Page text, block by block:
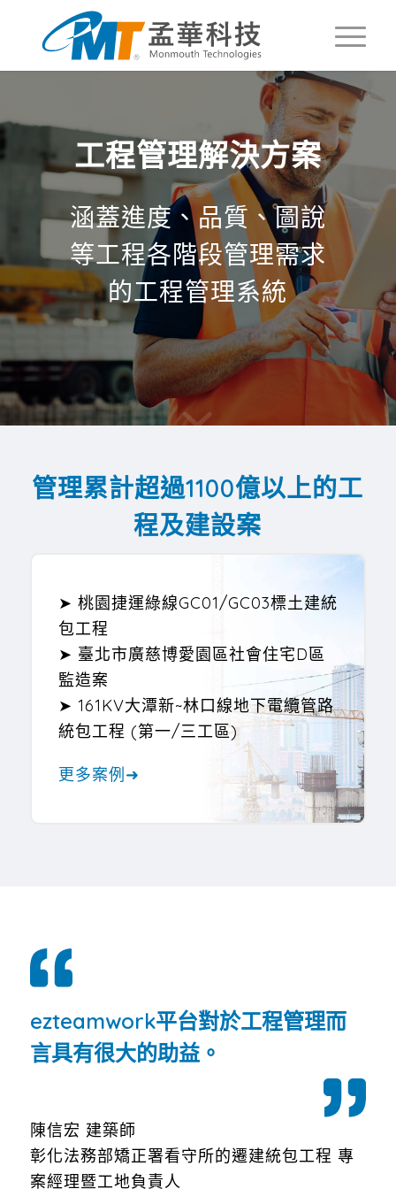
工程管理解決方案
涵蓋進度、品質、圖說
等工程各階段管理需求
的工程管理系統
管理累計超過1100億以上的工
程及建設案
➤ 桃園捷運綠線GC01/GC03標土建統
包工程
➤ 臺北市廣慈博愛園區社會住宅D區
監造案
➤ 161KV大潭新~林口線地下電纜管路
統包工程 (第一/三工區)
更多案例➜
ezteamwork平台對於工程管理而
言具有很大的助益。
陳信宏 建築師
彰化法務部矯正署看守所的遷建統包工程 專
案經理暨工地負責人